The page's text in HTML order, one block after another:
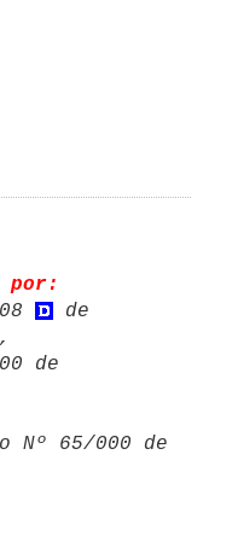
por:
de
,
Nº 65/000 de